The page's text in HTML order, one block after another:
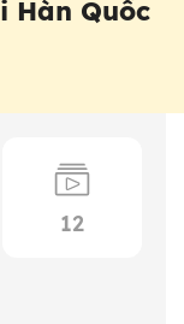
Hàn Quốc
12